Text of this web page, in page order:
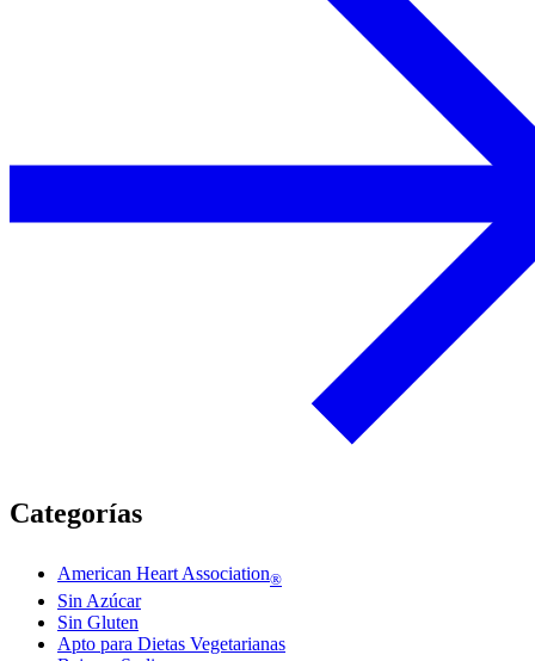
Categorías
American Heart Association®
Sin Azúcar
Sin Gluten
Apto para Dietas Vegetarianas